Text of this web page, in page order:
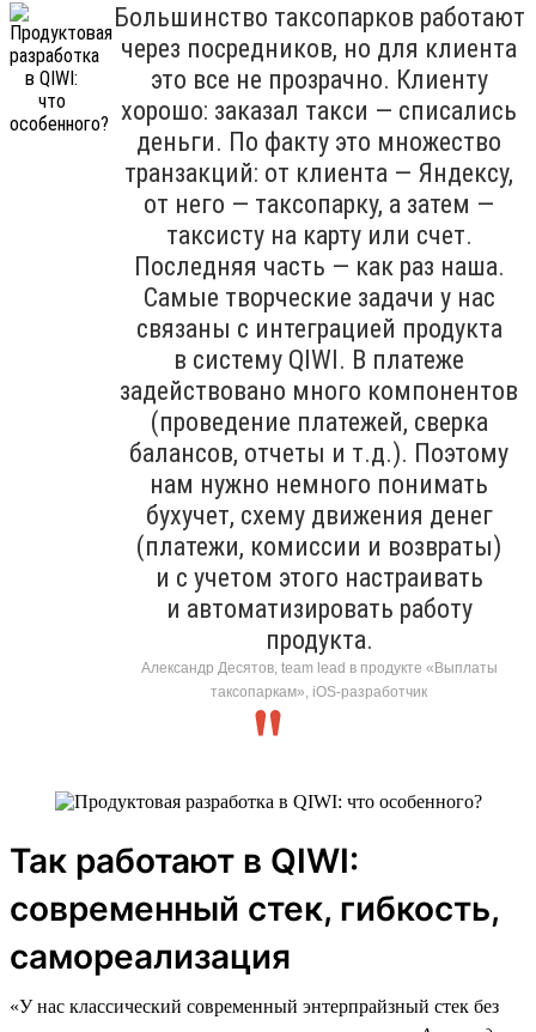
Большинство таксопарков работают
через посредников, но для клиента
это все не прозрачно. Клиенту
хорошо: заказал такси — списались
деньги. По факту это множество
транзакций: от клиента — Яндексу,
от него — таксопарку, а затем —
таксисту на карту или счет.
Последняя часть — как раз наша.
Самые творческие задачи у нас
связаны с интеграцией продукта
в систему QIWI. В платеже
задействовано много компонентов
(проведение платежей, сверка
балансов, отчеты и т.д.). Поэтому
нам нужно немного понимать
бухучет, схему движения денег
(платежи, комиссии и возвраты)
и с учетом этого настраивать
и автоматизировать работу
продукта.
Александр Десятов, team lead в продукте «Выплаты
таксопаркам», iOS-разработчик
Так работают в QIWI:
современный стек, гибкость,
самореализация
«У нас классический современный энтерпрайзный стек без